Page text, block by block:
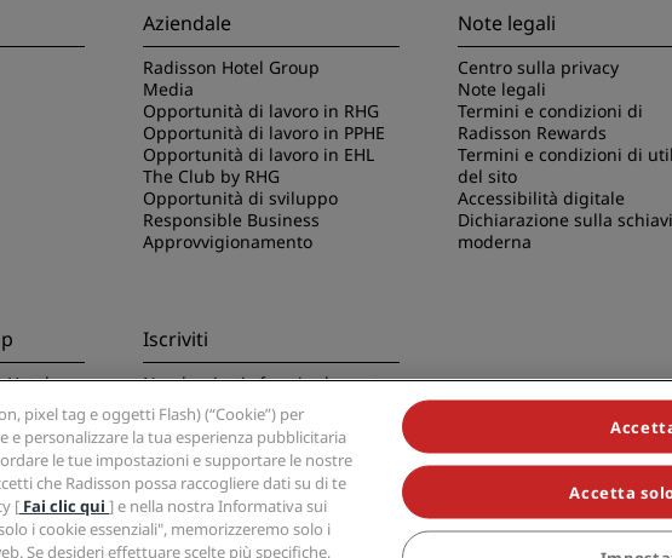
Aziendale
Radisson Hotel Group
Media
Opportunità di lavoro in RHG
Opportunità di lavoro in PPHE
Opportunità di lavoro in EHL
The Club by RHG
Opportunità di sviluppo
Responsible Business
Approvvigionamento
Note legali
Centro sulla privacy
Note legali
Termini e condizioni di
Radisson Rewards
Termini e condizioni di
del sito
Accessibilità digitale
Dichiarazione sulla
moderna
Hotels
Iscriviti
Non lasciarti sfuggire le nostre
offerte migliori
Group, Radisson, Radisson RED, Radisson Blu, Radisson Collection, Radisson Individuals, Park
pixel tag e oggetti Flash) (“Cookie”) per
personalizzare la tua esperienza pubblicitaria
le tue impostazioni e supportare le nostre
che Radisson possa raccogliere dati su di te
[ Fai clic qui ] e nella nostra Informativa sui
i cookie essenziali", memorizzeremo solo i
Se desideri effettuare scelte più specifiche,
Accetta